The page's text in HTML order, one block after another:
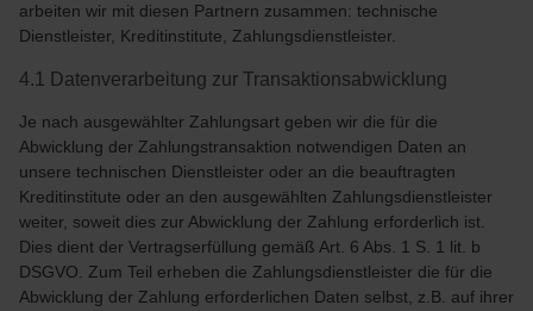
arbeiten wir mit diesen Partnern zusammen: technische
Dienstleister, Kreditinstitute, Zahlungsdienstleister.
4.1 Datenverarbeitung zur Transaktionsabwicklung
Je nach ausgewählter Zahlungsart geben wir die für die
Abwicklung der Zahlungstransaktion notwendigen Daten an
unsere technischen Dienstleister oder an die beauftragten
Kreditinstitute oder an den ausgewählten Zahlungsdienstleister
weiter, soweit dies zur Abwicklung der Zahlung erforderlich ist.
Dies dient der Vertragserfüllung gemäß Art. 6 Abs. 1 S. 1 lit. b
DSGVO. Zum Teil erheben die Zahlungsdienstleister die für die
Abwicklung der Zahlung erforderlichen Daten selbst, z.B. auf ihrer